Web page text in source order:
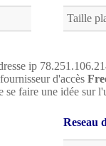
Taille
ip
d'accès
se faire une idée sur
Reseau